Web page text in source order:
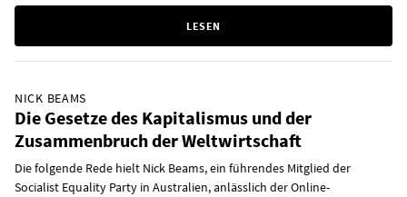
LESEN
NICK BEAMS
Die Gesetze des Kapitalismus und der
Zusammenbruch der Weltwirtschaft
Die folgende Rede hielt Nick Beams, ein führendes Mitglied der
Socialist Equality Party in Australien, anlässlich der Online-